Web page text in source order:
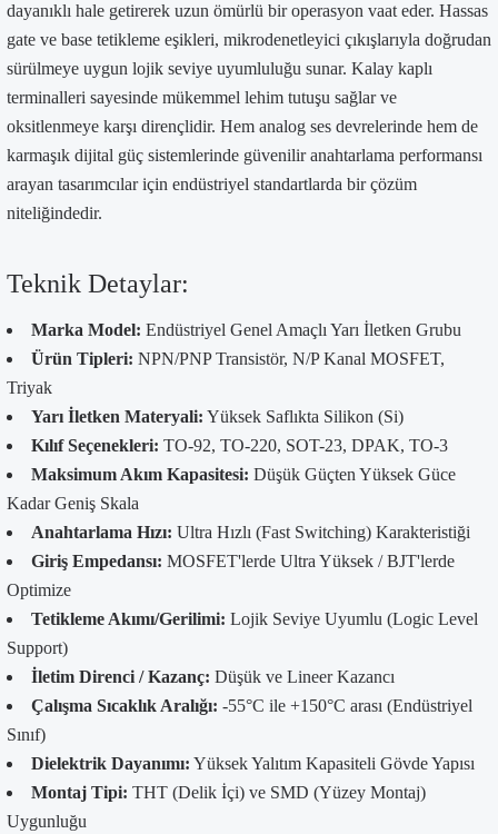
dayanıklı hale getirerek uzun ömürlü bir operasyon vaat eder. Hassas
gate ve base tetikleme eşikleri, mikrodenetleyici çıkışlarıyla doğrudan
sürülmeye uygun lojik seviye uyumluluğu sunar. Kalay kaplı
terminalleri sayesinde mükemmel lehim tutuşu sağlar ve
oksitlenmeye karşı dirençlidir. Hem analog ses devrelerinde hem de
karmaşık dijital güç sistemlerinde güvenilir anahtarlama performansı
arayan tasarımcılar için endüstriyel standartlarda bir çözüm
niteliğindedir.
Teknik Detaylar:
Marka Model: Endüstriyel Genel Amaçlı Yarı İletken Grubu
Ürün Tipleri: NPN/PNP Transistör, N/P Kanal MOSFET,
Triyak
Yarı İletken Materyali: Yüksek Saflıkta Silikon (Si)
Kılıf Seçenekleri: TO-92, TO-220, SOT-23, DPAK, TO-3
Maksimum Akım Kapasitesi: Düşük Güçten Yüksek Güce
Kadar Geniş Skala
Anahtarlama Hızı: Ultra Hızlı (Fast Switching) Karakteristiği
Giriş Empedansı: MOSFET'lerde Ultra Yüksek / BJT'lerde
Optimize
Tetikleme Akımı/Gerilimi: Lojik Seviye Uyumlu (Logic Level
Support)
İletim Direnci / Kazanç: Düşük ve Lineer Kazancı
Çalışma Sıcaklık Aralığı: -55°C ile +150°C arası (Endüstriyel
Sınıf)
Dielektrik Dayanımı: Yüksek Yalıtım Kapasiteli Gövde Yapısı
Montaj Tipi: THT (Delik İçi) ve SMD (Yüzey Montaj)
Uygunluğu